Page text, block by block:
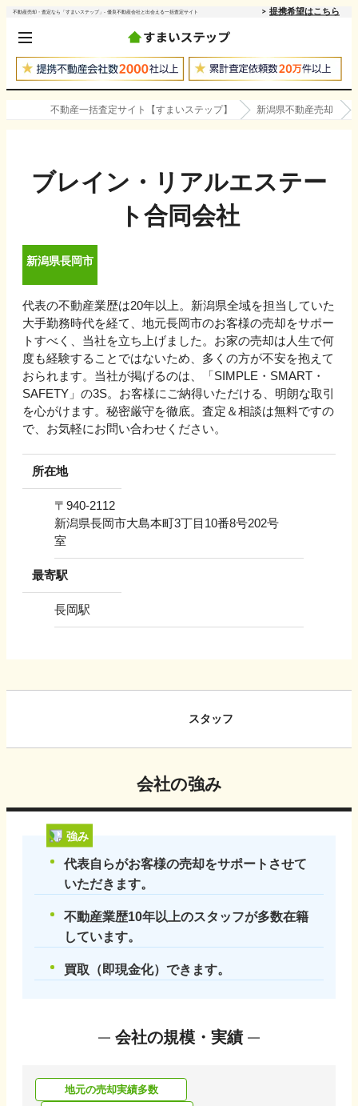
不動産売却・査定なら「すまいステップ」- 優良不動産会社と出会える一括査定サイト 提携希望はこちら
不動産一括査定サイト【すまいステップ】 新潟県不動産売却
ブレイン・リアルエステー
ト合同会社
新潟県長岡市
代表の不動産業歴は20年以上。新潟県全域を担当していた
大手勤務時代を経て、地元長岡市のお客様の売却をサポー
トすべく、当社を立ち上げました。お家の売却は人生で何
度も経験することではないため、多くの方が不安を抱えて
おられます。当社が掲げるのは、「SIMPLE・SMART・
SAFETY」の3S。お客様にご納得いただける、明朗な取引
を心がけます。秘密厳守を徹底。査定＆相談は無料ですの
で、お気軽にお問い合わせください。
所在地
〒 940-2112
新潟県長岡市大島本町3丁目10番8号202号
室
最寄駅
長岡駅
スタッフ
会社の強み
強み
代表自らがお客様の売却をサポートさせて
いただきます。
不動産業歴10年以上のスタッフが多数在籍
しています。
買取（即現金化）できます。
会社の規模・実績
地元の売却実績多数